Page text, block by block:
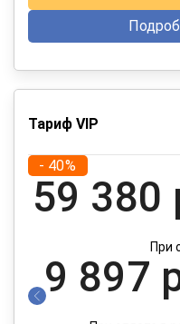
Тариф VIP
- 40%
59 380
При
9 897